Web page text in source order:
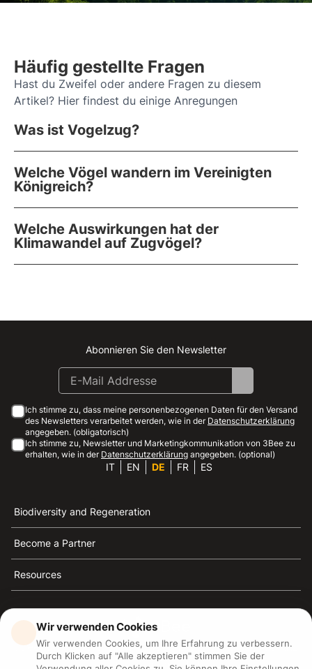
Häufig gestellte Fragen
Hast du Zweifel oder andere Fragen zu diesem
Artikel? Hier findest du einige Anregungen
Was ist Vogelzug?
Welche Vögel wandern im Vereinigten
Königreich?
Welche Auswirkungen hat der
Klimawandel auf Zugvögel?
Instagram
Facebook
Linkedin
Youtube
Abonnieren Sie den Newsletter
Ich stimme zu, dass meine personenbezogenen Daten für den Versand
des Newsletters verarbeitet werden, wie in der Datenschutzerklärung
angegeben. (obligatorisch)
Ich stimme zu, Newsletter und Marketingkommunikation von 3Bee zu
erhalten, wie in der Datenschutzerklärung angegeben. (optional)
IT EN DE FR ES
Biodiversity and Regeneration
Become a Partner
Resources
3Bee ist die Referenz für Nachhaltigkeit, Bienenschutz
und Biodiversität
Wir verwenden Cookies
Wir verwenden Cookies, um Ihre Erfahrung zu verbessern.
Durch Klicken auf "Alle akzeptieren" stimmen Sie der